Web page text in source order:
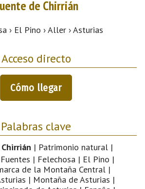
de Chirrián
› El Pino › Aller › Asturias
Acceso directo
Cómo llegar
Palabras clave
| Patrimonio natural |
| Felechosa | El Pino |
de la Montaña Central |
| Montaña de Asturias |